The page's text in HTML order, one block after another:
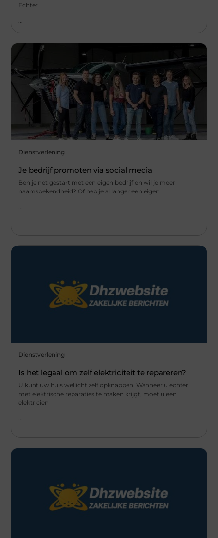
Echter
...
Dienstverlening
Je bedrijf promoten via social media
Ben je net gestart met een eigen bedrijf en wil je meer
naamsbekendheid? Of heb je al langer een eigen
Dienstverlening
Is het legaal om zelf elektriciteit te repareren?
U kunt uw huis wellicht zelf opknappen. Wanneer u echter
met elektrische reparaties te maken krijgt, moet u een
elektricien
...